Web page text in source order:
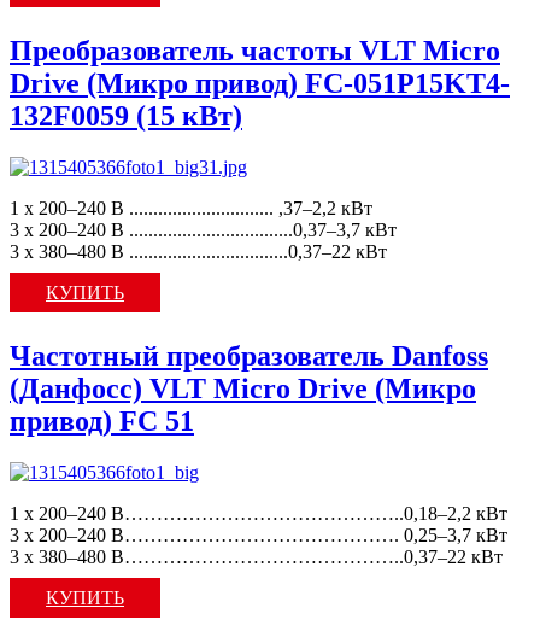
Преобразователь частоты VLT Micro
Drive (Микро привод) FC-051P15KT4-
132F0059 (15 кВт)
1 x 200–240 В .............................. ,37–2,2 кВт
3 x 200–240 В ..................................0,37–3,7 кВт
3 x 380–480 В .................................0,37–22 кВт
КУПИТЬ
Частотный преобразователь Danfoss
(Данфосс) VLT Micro Drive (Микро
привод) FC 51
1 x 200–240 В……………………………………..0,18–2,2 кВт
3 x 200–240 В……………………………………. 0,25–3,7 кВт
3 x 380–480 В……………………………………..0,37–22 кВт
КУПИТЬ